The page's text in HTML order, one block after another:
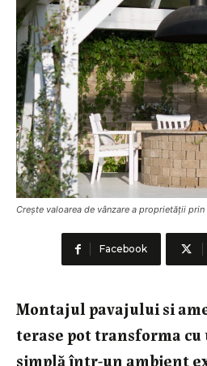
Crește valoarea de vânzare a proprietății prin
Facebook
Montajul pavajului si
terase pot transforma
simplă într-un ambient